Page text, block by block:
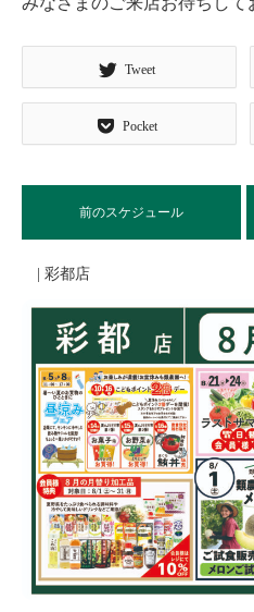
Tweet
Pocket
前のスケジュール
| 彩都店